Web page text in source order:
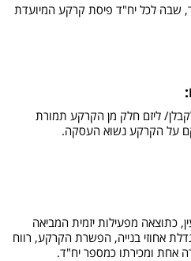
2–3 קומות בלבד, שבה לכל יח"ד פיסת קרקע המיועדת
ליזם חלק מן הקרקע תמורת
על הקרקע נשוא העסקה.
כתוצאה מפעילות יזמית המביאה
אחוזי בנייה, הפשרת הקרקע, רווח
אחת ומכירתו כמספר יח"ד.